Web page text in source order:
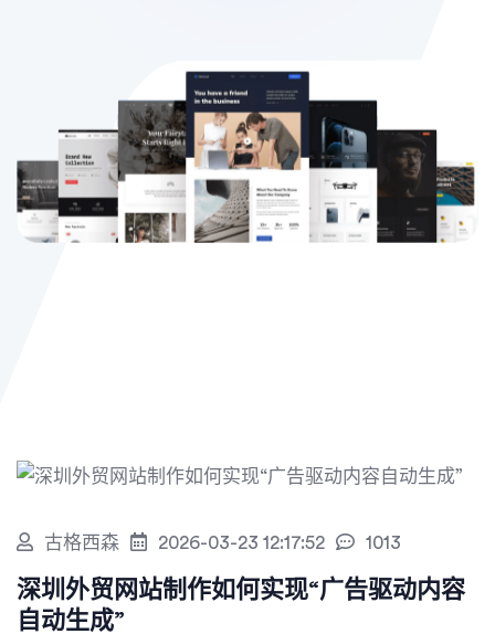
古格西森 2026-03-23 12:17:52 1013
深圳外贸网站制作如何实现“广告驱动内容
自动生成”